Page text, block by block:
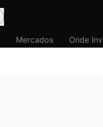
Mercados Onde